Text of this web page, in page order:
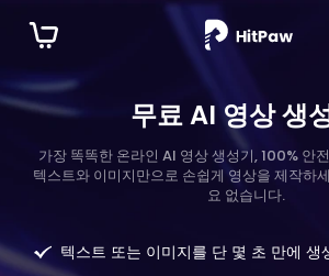
무료 AI 영상 생
가장 똑똑한 온라인 AI 영상 생성기, 100% 안
텍스트와 이미지만으로 손쉽게 영상을 제작하
요 없습니다.
텍스트 또는 이미지를 단 몇 초 만에 생